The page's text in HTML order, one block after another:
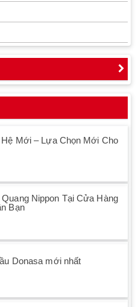
Mới – Lựa Chọn Mới Cho
Nippon Tại Cửa Hàng
Bạn
Donasa mới nhất